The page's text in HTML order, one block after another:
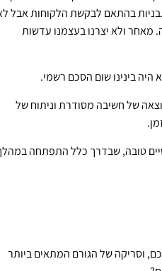
בהתאם לבקשת הלקוחות אבל
מאחר ולא יצרנו בעצמנו עדשות
בינינו שום הסכם רשמי.
של חשיבה מסודרת וניתוח של
טובה, שבדרך כלל התפתחה
וסריקה של הגורם המתאים ביותר